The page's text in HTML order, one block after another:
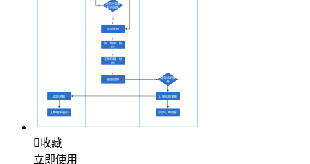
收藏
立即使用